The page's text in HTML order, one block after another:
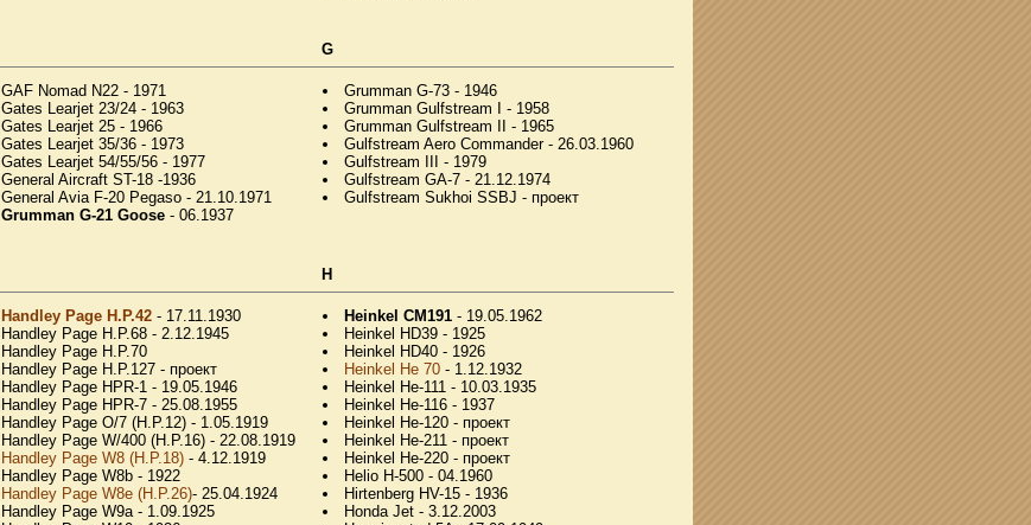
G
GAF Nomad N22 - 1971
Gates Learjet 23/24 - 1963
Gates Learjet 25 - 1966
Gates Learjet 35/36 - 1973
Gates Learjet 54/55/56 - 1977
General Aircraft ST-18 -1936
General Avia F-20 Pegaso - 21.10.1971
Grumman G-21 Goose - 06.1937
Grumman G-73 - 1946
Grumman Gulfstream I - 1958
Grumman Gulfstream II - 1965
Gulfstream Aero Commander - 26.03.1960
Gulfstream III - 1979
Gulfstream GA-7 - 21.12.1974
Gulfstream Sukhoi SSBJ - проект
H
Handley Page H.P.42 - 17.11.1930
Handley Page H.P.68 - 2.12.1945
Handley Page H.P.70
Handley Page H.P.127 - проект
Handley Page HPR-1 - 19.05.1946
Handley Page HPR-7 - 25.08.1955
Handley Page O/7 (H.P.12) - 1.05.1919
Handley Page W/400 (H.P.16) - 22.08.1919
Handley Page W8 (H.P.18) - 4.12.1919
Handley Page W8b - 1922
Handley Page W8e (H.P.26)- 25.04.1924
Handley Page W9a - 1.09.1925
Heinkel CM191 - 19.05.1962
Heinkel HD39 - 1925
Heinkel HD40 - 1926
Heinkel He 70 - 1.12.1932
Heinkel He-111 - 10.03.1935
Heinkel He-116 - 1937
Heinkel He-120 - проект
Heinkel He-211 - проект
Heinkel He-220 - проект
Helio H-500 - 04.1960
Hirtenberg HV-15 - 1936
Honda Jet - 3.12.2003